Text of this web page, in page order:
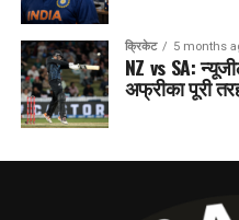
क्रिकेट 5 months
NZ vs SA:
अफ्रीका पूरी